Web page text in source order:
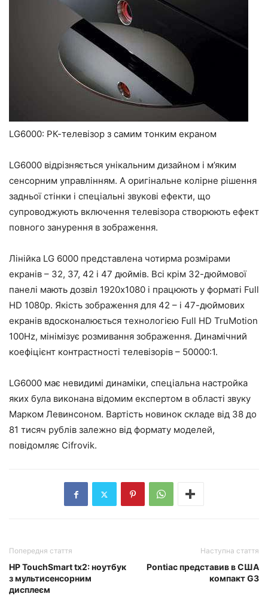
LG6000: РК-телевізор з самим тонким екраном
LG6000 відрізняється унікальним дизайном і м’яким
сенсорним управлінням. А оригінальне колірне рішення
задньої стінки і спеціальні звукові ефекти, що
супроводжують включення телевізора створюють ефект
повного занурення в зображення.
Лінійка LG 6000 представлена чотирма розмірами
екранів – 32, 37, 42 і 47 дюймів. Всі крім 32-дюймової
панелі мають дозвіл 1920х1080 і працюють у форматі Full
HD 1080p. Якість зображення для 42 – і 47-дюймових
екранів вдосконалюється технологією Full HD TruMotion
100Hz, мінімізує розмивання зображення. Динамічний
коефіцієнт контрастності телевізорів – 50000:1.
LG6000 має невидимі динаміки, спеціальна настройка
яких була виконана відомим експертом в області звуку
Марком Левинсоном. Вартість новинок складе від 38 до
81 тисяч рублів залежно від формату моделей,
повідомляє Cifrovik.
Попередня стаття
HP TouchSmart tx2: ноутбук
з мультисенсорним
дисплеєм
Наступна стаття
Pontiac представив в США
компакт G3